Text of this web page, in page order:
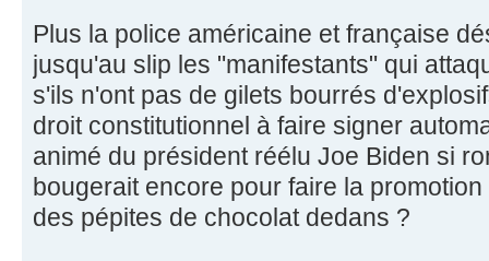
Plus la police américaine et française
jusqu'au slip les "manifestants" qui
s'ils n'ont pas de gilets bourrés
droit constitutionnel à faire signer
animé du président réélu Joe Biden si
bougerait encore pour faire la
des pépites de chocolat dedans ?